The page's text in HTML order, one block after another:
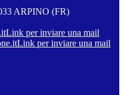
ARPINO (FR)
Link per inviare una mail
Link per inviare una mail